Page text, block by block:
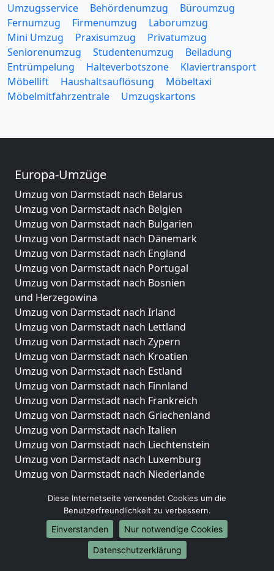
Umzugsservice Behördenumzug
Büroumzug
Fernumzug
Firmenumzug
Laborumzug
Mini Umzug
Praxisumzug
Privatumzug
Seniorenumzug
Studentenumzug
Beiladung
Entrümpelung
Halteverbotszone
Klaviertransport
Möbellift
Haushaltsauflösung
Möbeltaxi
Möbelmitfahrzentrale
Umzugskartons
Europa-Umzüge
Umzug von Darmstadt nach Belarus
Umzug von Darmstadt nach Belgien
Umzug von Darmstadt nach Bulgarien
Umzug von Darmstadt nach Dänemark
Umzug von Darmstadt nach England
Umzug von Darmstadt nach Portugal
Umzug von Darmstadt nach Bosnien
und Herzegowina
Umzug von Darmstadt nach Irland
Umzug von Darmstadt nach Lettland
Umzug von Darmstadt nach Zypern
Umzug von Darmstadt nach Kroatien
Umzug von Darmstadt nach Estland
Umzug von Darmstadt nach Finnland
Umzug von Darmstadt nach Frankreich
Umzug von Darmstadt nach Griechenland
Umzug von Darmstadt nach Italien
Umzug von Darmstadt nach Liechtenstein
Umzug von Darmstadt nach Luxemburg
Umzug von Darmstadt nach Niederlande
Umzüge-Deutschlandweit
Umzug von Darmstadt nach Berlin
Umzug von Darmstadt nach Hamburg
Umzug von Darmstadt nach München
Diese Internetseite verwendet Cookies um die
Benutzerfreundlichkeit zu verbessern.
Einverstanden
Nur notwendige Cookies
Datenschutzerklärung